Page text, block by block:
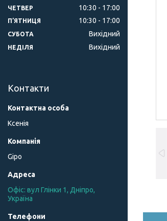
ЧЕТВЕР 10:30 17:00
ПʼЯТНИЦЯ 10:30 17:00
СУБОТА Вихідний
НЕДІЛЯ Вихідний
Контакти
Ксенія
Gipo
Офіс: вул Глінки 1, Дніпро,
Україна